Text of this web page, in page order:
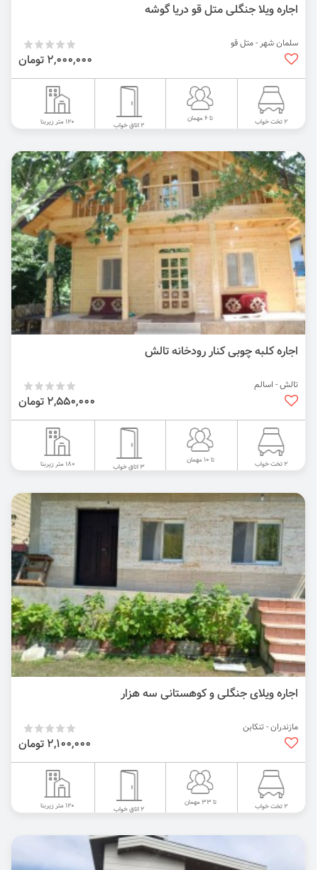
اجاره ویلا جنگلی متل قو دریا گوشه
سلمان شهر - متل قو
2,000,000 تومان
2 تخت خواب تا 6 مهمان
2 اتاق خواب 120 متر زیربنا
اجاره کلبه چوبی کنار رودخانه تالش
تالش - اسالم
2,550,000 تومان
2 تخت خواب تا 10 مهمان
3 اتاق خواب 180 متر زیربنا
اجاره ویلای جنگلی و کوهستانی سه هزار
مازندران - تنکابن
2,100,000 تومان
2 تخت خواب تا 33 مهمان
2 اتاق خواب 120 متر زیربنا